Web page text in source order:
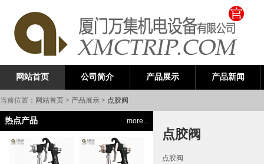
网站首页 公司简介 产品展示 产品新闻
当前位置： 网站首页 > 产品展示 > 点胶阀
热点产品 more...
点胶阀
点胶阀